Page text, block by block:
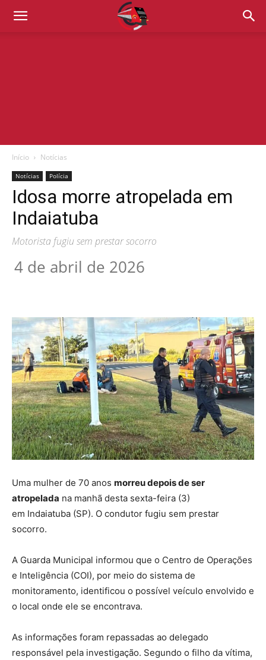
Início Notícias
Notícias Polícia
Idosa morre atropelada em
Indaiatuba
Motorista fugiu sem prestar socorro
4 de abril de 2026
Uma mulher de 70 anos morreu depois de ser
atropelada na manhã desta sexta-feira (3)
em Indaiatuba (SP). O condutor fugiu sem prestar
socorro.
A Guarda Municipal informou que o Centro de Operações
e Inteligência (COI), por meio do sistema de
monitoramento, identificou o possível veículo envolvido e
o local onde ele se encontrava.
As informações foram repassadas ao delegado
responsável pela investigação. Segundo o filho da vítima,